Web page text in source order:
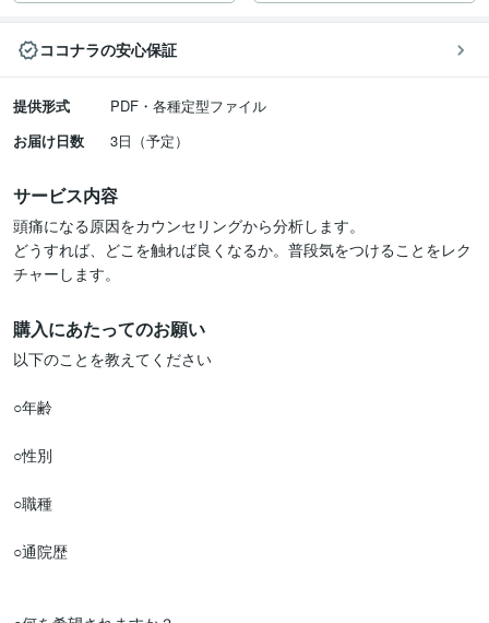
ココナラの安心保証
提供形式
PDF・各種定型ファイル
お届け日数
3日（予定）
サービス内容
頭痛になる原因をカウンセリングから分析します。
どうすれば、どこを触れば良くなるか。普段気をつけることをレク
チャーします。
購入にあたってのお願い
以下のことを教えてください
○年齢
○性別
○職種
○通院歴